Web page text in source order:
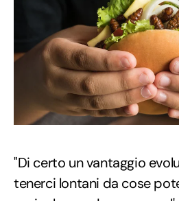
"Di certo un vantaggio
tenerci lontani da cose